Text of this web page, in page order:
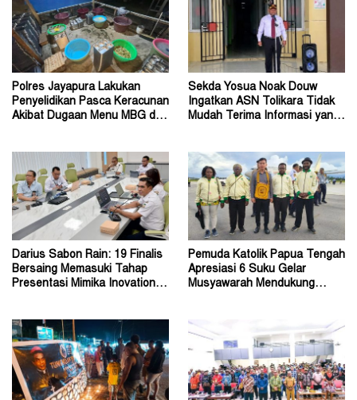
Polres Jayapura Lakukan
Penyelidikan Pasca Keracunan
Akibat Dugaan Menu MBG di
Sekda Yosua Noak Douw
Ingatkan ASN Tolikara Tidak
Mudah Terima Informasi yang
Darius Sabon Rain: 19 Finalis
Bersaing Memasuki Tahap
Presentasi Mimika Inovation
Pemuda Katolik Papua Tengah
Apresiasi 6 Suku Gelar
Musyawarah Mendukung